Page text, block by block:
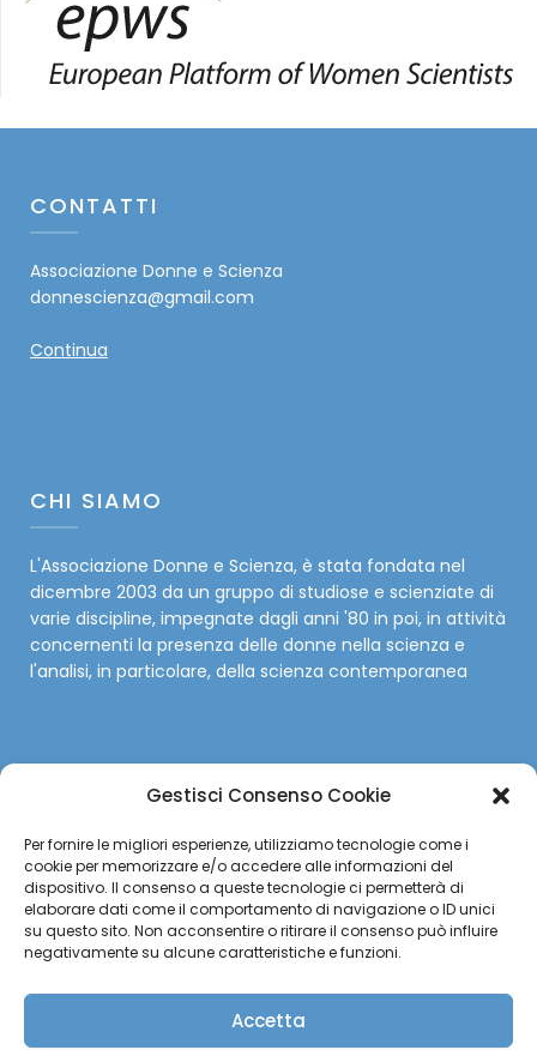
Gestisci Consenso Cookie
Per fornire le migliori esperienze, utilizziamo tecnologie come i
cookie per memorizzare e/o accedere alle informazioni del
dispositivo. Il consenso a queste tecnologie ci permetterà di
elaborare dati come il comportamento di navigazione o ID unici
su questo sito. Non acconsentire o ritirare il consenso può influire
negativamente su alcune caratteristiche e funzioni.
Accetta
CONTATTI
Associazione Donne e Scienza
donnescienza@gmail.com
Continua
CHI SIAMO
L'Associazione Donne e Scienza, è stata fondata nel
dicembre 2003 da un gruppo di studiose e scienziate di
varie discipline, impegnate dagli anni '80 in poi, in attività
concernenti la presenza delle donne nella scienza e
l'analisi, in particolare, della scienza contemporanea
Facebook
Twitter